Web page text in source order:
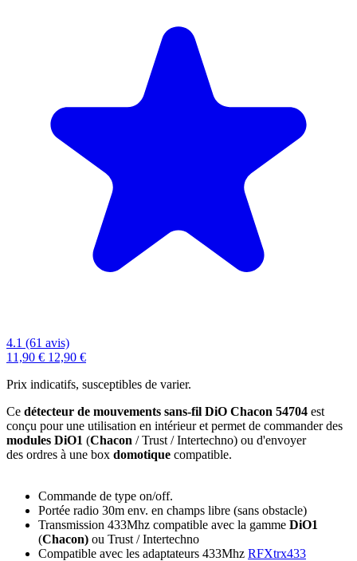
4.1 (61 avis)
11,90 € 12,90 €
Prix indicatifs, susceptibles de varier.
Ce détecteur de mouvements sans-fil DiO Chacon 54704 est
conçu pour une utilisation en intérieur et permet de commander des
modules DiO1 (Chacon / Trust / Intertechno) ou d'envoyer
des ordres à une box domotique compatible.
Commande de type on/off.
Portée radio 30m env. en champs libre (sans obstacle)
Transmission 433Mhz compatible avec la gamme DiO1
(Chacon) ou Trust / Intertechno
Compatible avec les adaptateurs 433Mhz RFXtrx433